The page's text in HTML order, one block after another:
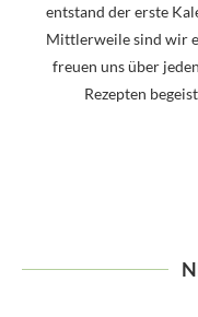
entstand der erste
Mittlerweile sind wir
freuen uns über
Rezepten